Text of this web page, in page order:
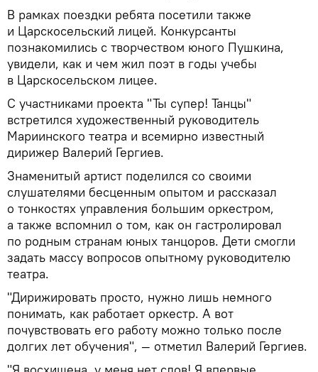
В рамках поездки ребята посетили также
и Царскосельский лицей. Конкурсанты
познакомились с творчеством юного Пушкина,
увидели, как и чем жил поэт в годы учебы
в Царскосельском лицее.
С участниками проекта "Ты супер! Танцы"
встретился художественный руководитель
Мариинского театра и всемирно известный
дирижер Валерий Гергиев.
Знаменитый артист поделился со своими
слушателями бесценным опытом и рассказал
о тонкостях управления большим оркестром,
а также вспомнил о том, как он гастролировал
по родным странам юных танцоров. Дети смогли
задать массу вопросов опытному руководителю
театра.
"Дирижировать просто, нужно лишь немного
понимать, как работает оркестр. А вот
почувствовать его работу можно только после
долгих лет обучения", — отметил Валерий Гергиев.